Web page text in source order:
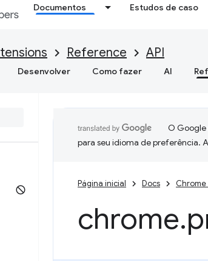
Documentos Estudos de caso
Reference API
Desenvolver Como fazer AI
O Google
para seu idioma de preferência.
Página inicial Docs Chrome
chrome.